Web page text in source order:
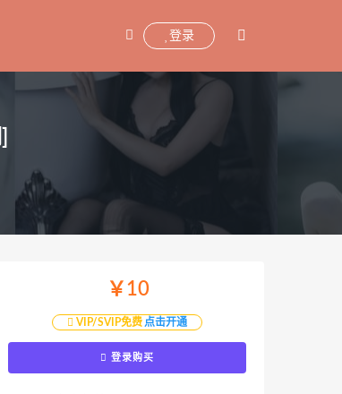
登录
￥10
VIP/SVIP免费 点击开通
登录购买